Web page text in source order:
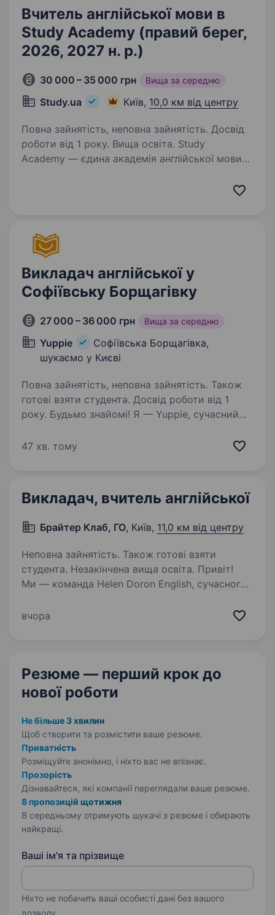
Вчитель англійської мови в
Study Academy (правий берег,
2026, 2027 н. р.)
30 000 – 35 000 грн Вища за середню
Study.ua Київ, 10,0 км від центру
Повна зайнятість, неповна зайнятість. Досвід
роботи від 1 року. Вища освіта. Study
Academy — єдина академія англійської мови
преміумлокацій…
Викладач англійської у
Софіївську Борщагівку
27 000 – 36 000 грн Вища за середню
Yuppie
Софіївська Борщагівка,
шукаємо у Києві
Повна зайнятість, неповна зайнятість. Також
готові взяти студента. Досвід роботи від 1
року. Будьмо знайомі! Я — Yuppie, сучасний
Борщагівка, ЖК Софія, вул. Миру 46). У зв’язку
47 хв. тому
Викладач, вчитель англійської
Брайтер Клаб, ГО, Київ, 11,0 км від центру
Неповна зайнятість. Також готові взяти
студента. Незакінчена вища освіта. Привіт!
Ми — команда Helen Doron English, сучасного
підлітків у Києві. Уже понад 30 років
вчора
Резюме — перший крок до
нової роботи
Не більше 3 хвилин
Щоб створити та розмістити ваше резюме.
Приватність
Розміщуйте анонімно, і ніхто вас не впізнає.
Прозорість
Дізнавайтеся, які компанії переглядали ваше резюме.
8 пропозицій щотижня
В середньому отримують шукачі з резюме і обирають
найкращі.
Ваші ім'я та прізвище
Ніхто не побачить ваші особисті дані без вашого
дозволу.